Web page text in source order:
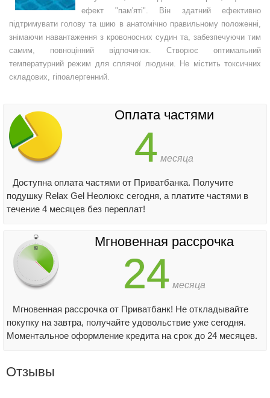
ефект "пам'яті". Він здатний ефективно
підтримувати голову та шию в анатомічно правильному положенні,
знімаючи навантаження з кровоносних судин та, забезпечуючи тим
самим, повноцінний відпочинок. Створює оптимальний
температурний режим для сплячої людини. Не містить токсичних
складових, гіпоалергенний.
Оплата частями
4 месяца
Доступна оплата частями от Приватбанка. Получите
подушку Relax Gel Неолюкс сегодня, а платите частями в
течение 4 месяцев без переплат!
Мгновенная рассрочка
24 месяца
Мгновенная рассрочка от Приватбанк! Не откладывайте
покупку на завтра, получайте удовольствие уже сегодня.
Моментальное оформление кредита на срок до 24 месяцев.
Отзывы